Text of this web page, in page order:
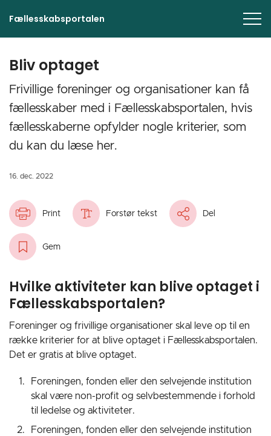
Fællesskabsportalen
Bliv optaget
‎Frivillige foreninger og organisationer kan få
fællesskaber med i Fællesskabsportalen, hvis
fællesskaberne opfylder nogle kriterier, som
du kan du læse her.
16. dec. 2022
Print Forstør tekst Del
Gem
Hvilke aktiviteter kan blive optaget i
Fællesskabsportalen?
Foreninger og frivillige organisationer skal leve op til en
række kriterier for at blive optaget i Fællesskabsportalen.
Det er gratis at blive optaget.
Foreningen, fonden eller den selvejende institution
skal være non-profit og selvbestemmende i forhold
til ledelse og aktiviteter.
Foreningen, fonden eller den selvejende institution